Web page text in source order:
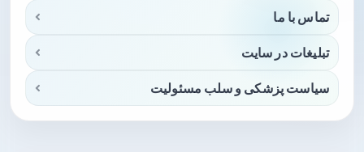
تماس با ما
تبلیغات در سایت
سیاست پزشکی و سلب مسئولیت